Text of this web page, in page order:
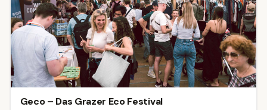
Geco – Das Grazer Eco Festival